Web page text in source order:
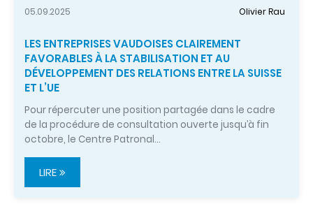
05.09.2025 Olivier Rau
LES ENTREPRISES VAUDOISES CLAIREMENT
FAVORABLES À LA STABILISATION ET AU
DÉVELOPPEMENT DES RELATIONS ENTRE LA SUISSE
ET L’UE
Pour répercuter une position partagée dans le cadre
de la procédure de consultation ouverte jusqu’à fin
octobre, le Centre Patronal…
LIRE